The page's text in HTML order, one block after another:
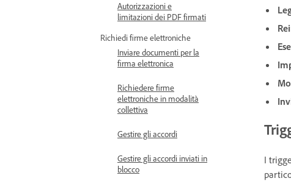
Autorizzazioni e
limitazioni dei PDF firmati
Richiedi firme elettroniche
Inviare documenti per la
firma elettronica
Richiedere firme
elettroniche in modalità
collettiva
Gestire gli accordi
Gestire gli accordi inviati in
blocco
I